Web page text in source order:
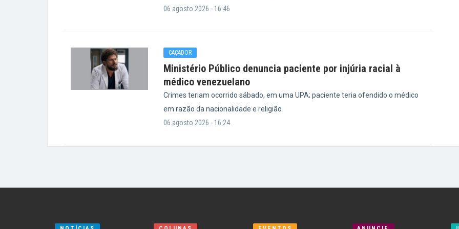
06 agosto 2026 - 16:46
CAÇADOR
Ministério Público denuncia paciente por injúria racial à
médico venezuelano
Crimes teriam ocorrido sábado, em uma UPA; paciente teria ofendido o médico
em razão da nacionalidade e religião
06 agosto 2026 - 16:24